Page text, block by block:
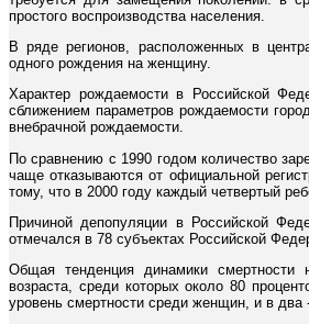
простого воспроизводства населения.
В ряде регионов, расположенных в
одного рождения на женщину.
Характер рождаемости в Российской
сближением параметров рождаемости
внебрачной рождаемости.
По сравнению с 1990 годом количество
чаще отказываются от официальной
тому, что в 2000 году каждый четвертый
Причиной депопуляции в Российской
отмечался в 78 субъектах Российской
Общая тенденция динамики смертности
возраста, среди которых около 80
уровень смертности среди женщин, и в два